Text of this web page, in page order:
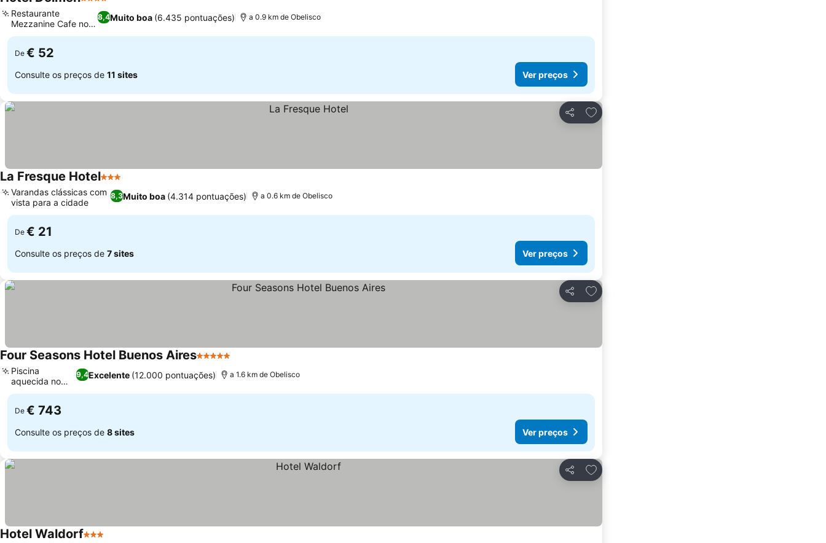
4 Estrelas
8,4Muito boa (6.435 pontuações)
Restaurante
Mezzanine Cafe no
local
a 0.9 km de Obelisco
De € 52
Consulte os preços de 11 sites Ver preços
Partilhar
Adicionar aos favoritos
La Fresque Hotel3 Estrelas
8,3Muito boa (4.314 pontuações)
Varandas clássicas com
vista para a cidade
a 0.6 km de Obelisco
De € 21
Consulte os preços de 7 sites Ver preços
Partilhar
Adicionar aos favoritos
Four Seasons Hotel Buenos Aires5 Estrelas
9,4Excelente (12.000 pontuações)
Piscina
aquecida no
jardim
a 1.6 km de Obelisco
De € 743
Consulte os preços de 8 sites Ver preços
Partilhar
Adicionar aos favoritos
Hotel Waldorf3 Estrelas